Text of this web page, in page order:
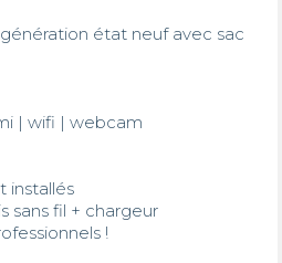
état neuf avec sac
| wifi | webcam
installés
sans fil + chargeur
!